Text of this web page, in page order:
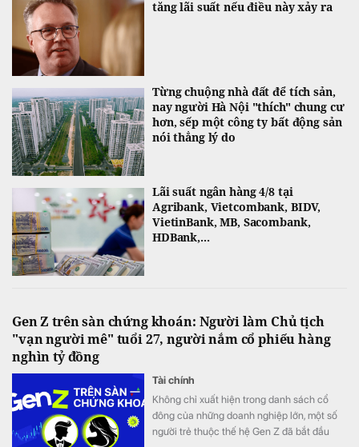
tăng lãi suất nếu điều này xảy ra
Từng chuộng nhà đất để tích sản,
nay người Hà Nội "thích" chung cư
hơn, sếp một công ty bất động sản
nói thẳng lý do
Lãi suất ngân hàng 4/8 tại
Agribank, Vietcombank, BIDV,
VietinBank, MB, Sacombank,
HDBank,...
Gen Z trên sàn chứng khoán: Người làm Chủ tịch
"vạn người mê" tuổi 27, người nắm cổ phiếu hàng
nghìn tỷ đồng
Tài chính
Không chỉ xuất hiện trong danh sách cổ
đông của những doanh nghiệp lớn, một số
người trẻ thuộc thế hệ Gen Z đã bắt đầu